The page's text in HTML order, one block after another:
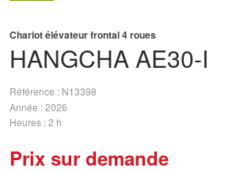
HANGCHAAE30-I
Chariot élévateur frontal 4 roues
Référence
N13398
Année 2026
Heures 2 h
Prix sur demande